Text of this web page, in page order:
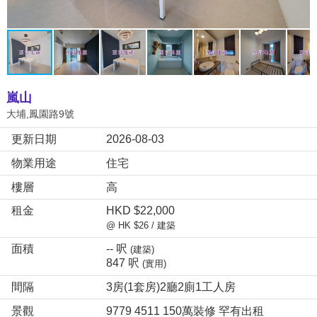
嵐山
大埔,鳳園路9號
更新日期
2026-08-03
物業用途
住宅
樓層
高
租金
HKD $22,000
@ HK $26 / 建築
面積 -- 呎(建築)
847 呎(實用)
間隔
3房(1套房)2廳2廁1工人房
景觀
9779 4511 150萬裝修 罕有出租